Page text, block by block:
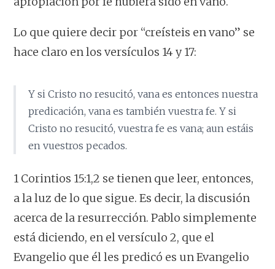
Lo que quiere decir por “creísteis en vano” se
hace claro en los versículos 14 y 17:
Y si Cristo no resucitó, vana es entonces nuestra
predicación, vana es también vuestra fe. Y si
Cristo no resucitó, vuestra fe es vana; aun estáis
en vuestros pecados.
1 Corintios 15:1,2 se tienen que leer, entonces,
a la luz de lo que sigue. Es decir, la discusión
acerca de la resurrección. Pablo simplemente
está diciendo, en el versículo 2, que el
Evangelio que él les predicó es un Evangelio